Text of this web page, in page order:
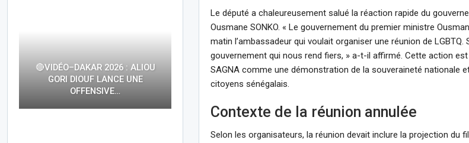
Le député a chaleureusement salué la réaction rapide du
Ousmane SONKO. « Le gouvernement du premier ministre
matin l’ambassadeur qui voulait organiser une réunion de LGBTQ.
gouvernement qui nous rend fiers, » a-t-il affirmé. Cette action
SAGNA comme une démonstration de la souveraineté nationale
citoyens sénégalais.
Contexte de la réunion annulée
Selon les organisateurs, la réunion devait inclure la projection du
🔴VIDÉO–DAKAR 2026 : ALIOU
GORI DIOUF LANCE UNE
OFFENSIVE…